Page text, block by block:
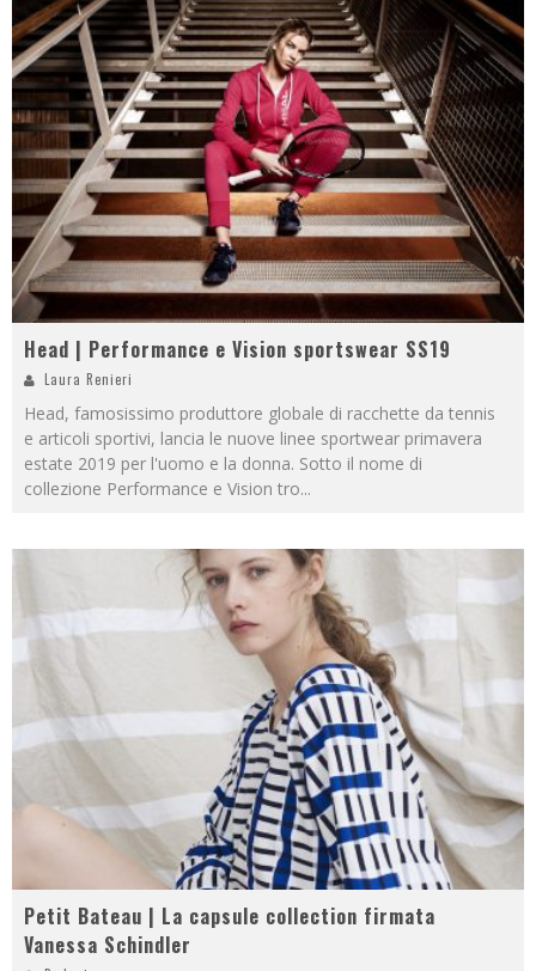
Head | Performance e Vision sportswear SS19
Laura Renieri
Head, famosissimo produttore globale di racchette da tennis
e articoli sportivi, lancia le nuove linee sportwear primavera
estate 2019 per l'uomo e la donna. Sotto il nome di
collezione Performance e Vision tro...
Petit Bateau | La capsule collection firmata
Vanessa Schindler